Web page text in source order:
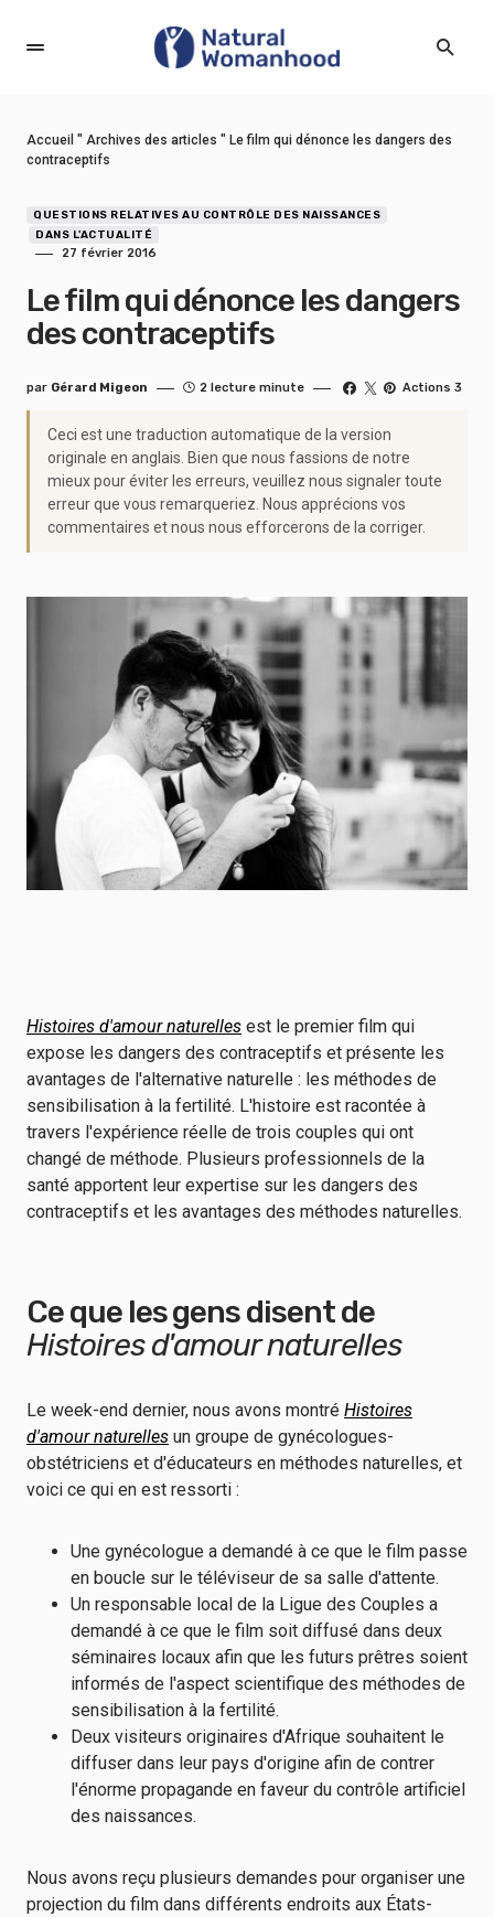
Accueil " Archives des articles " Le film qui dénonce les dangers des
contraceptifs
QUESTIONS RELATIVES AU CONTRÔLE DES NAISSANCES
DANS L'ACTUALITÉ
27 février 2016
Le film qui dénonce les dangers
des contraceptifs
par Gérard Migeon 2 lecture minute Actions 3
Ceci est une traduction automatique de la version
originale en anglais. Bien que nous fassions de notre
mieux pour éviter les erreurs, veuillez nous signaler toute
erreur que vous remarqueriez. Nous apprécions vos
commentaires et nous nous efforcerons de la corriger.
Histoires d'amour naturelles est le premier film qui
expose les dangers des contraceptifs et présente les
avantages de l'alternative naturelle : les méthodes de
sensibilisation à la fertilité. L'histoire est racontée à
travers l'expérience réelle de trois couples qui ont
changé de méthode. Plusieurs professionnels de la
santé apportent leur expertise sur les dangers des
contraceptifs et les avantages des méthodes naturelles.
Ce que les gens disent de
Histoires d'amour naturelles
Le week-end dernier, nous avons montré Histoires
d'amour naturelles un groupe de gynécologues-
obstétriciens et d'éducateurs en méthodes naturelles, et
voici ce qui en est ressorti :
Une gynécologue a demandé à ce que le film passe
en boucle sur le téléviseur de sa salle d'attente.
Un responsable local de la Ligue des Couples a
demandé à ce que le film soit diffusé dans deux
séminaires locaux afin que les futurs prêtres soient
informés de l'aspect scientifique des méthodes de
sensibilisation à la fertilité.
Deux visiteurs originaires d'Afrique souhaitent le
diffuser dans leur pays d'origine afin de contrer
l'énorme propagande en faveur du contrôle artificiel
des naissances.
Nous avons reçu plusieurs demandes pour organiser une
projection du film dans différents endroits aux États-